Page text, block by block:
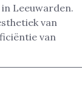
Leeuwarden.
van
van